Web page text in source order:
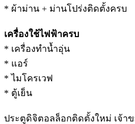
* ผ้าม่าน + ม่านโปร่งติดตั้งครบ
เครื่องใช้ไฟฟ้าครบ
* เครื่องทำน้ำอุ่น
* แอร์
* ไมโครเวฟ
* ตู้เย็น
ประตูดิจิตอลล็อกติดตั้งใหม่ เจ้าข